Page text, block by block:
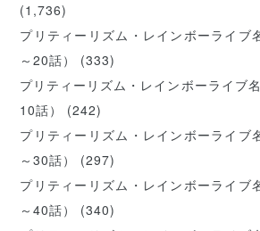
(1,736)
プリティーリズム・レインボーライブ
～20話）
(333)
プリティーリズム・レインボーライブ
10話）
(242)
プリティーリズム・レインボーライブ
～30話）
(297)
プリティーリズム・レインボーライブ
～40話）
(340)